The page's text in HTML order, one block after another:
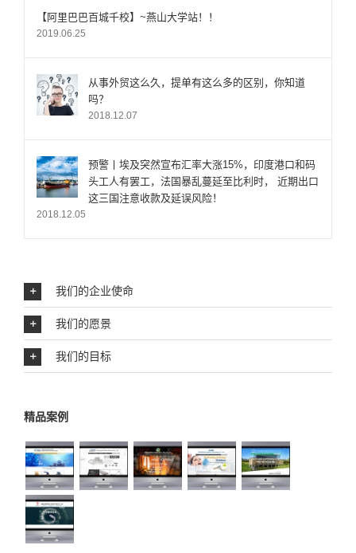
【阿里巴巴百城千校】~燕山大学站！！
2019.06.25
从事外贸这么久，提单有这么多的区别，你知道
吗？
2018.12.07
预警丨埃及突然宣布汇率大涨15%，印度港口和码
头工人有罢工，法国暴乱蔓延至比利时， 近期出口
这三国注意收款及延误风险！
2018.12.05
我们的企业使命
我们的愿景
我们的目标
精品案例